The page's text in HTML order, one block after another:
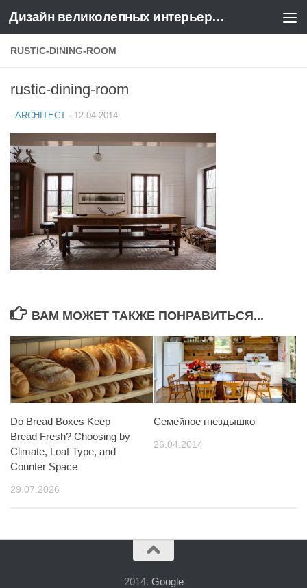
Перейти к содержимому Дизайн великолепных интерьеров квартир и домов
RUSTIC-DINING-ROOM
rustic-dining-room
- ARCHITECT · 12.04.2014
ВАМ МОЖЕТ ТАКЖЕ ПОНРАВИТЬСЯ...
Do Bread Boxes Keep
Bread Fresh? Choosing by
Climate, Loaf Type, and
Counter Space
29.07.2026
Семейное гнездышко
26.04.2014
2014. Google